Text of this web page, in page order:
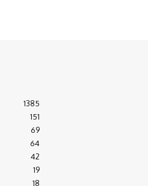
1385
151
69
64
42
19
18